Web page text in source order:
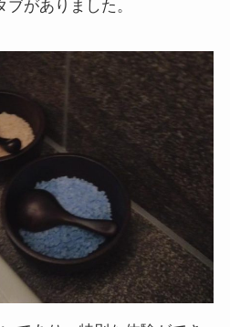
がありました。